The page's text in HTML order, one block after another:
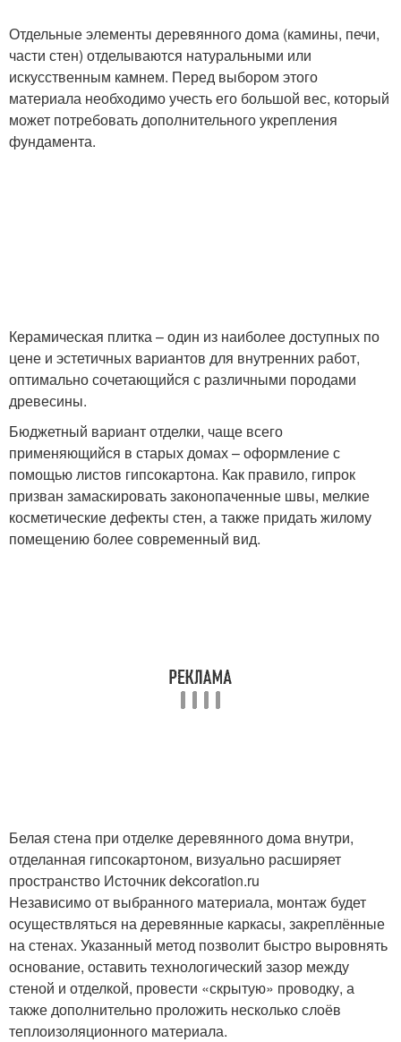
Отдельные элементы деревянного дома (камины, печи,
части стен) отделываются натуральными или
искусственным камнем. Перед выбором этого
материала необходимо учесть его большой вес, который
может потребовать дополнительного укрепления
фундамента.
Керамическая плитка – один из наиболее доступных по
цене и эстетичных вариантов для внутренних работ,
оптимально сочетающийся с различными породами
древесины.
Бюджетный вариант отделки, чаще всего
применяющийся в старых домах – оформление с
помощью листов гипсокартона. Как правило, гипрок
призван замаскировать законопаченные швы, мелкие
косметические дефекты стен, а также придать жилому
помещению более современный вид.
Белая стена при отделке деревянного дома внутри,
отделанная гипсокартоном, визуально расширяет
пространство Источник dekcoration.ru
Независимо от выбранного материала, монтаж будет
осуществляться на деревянные каркасы, закреплённые
на стенах. Указанный метод позволит быстро выровнять
основание, оставить технологический зазор между
стеной и отделкой, провести «скрытую» проводку, а
также дополнительно проложить несколько слоёв
теплоизоляционного материала.